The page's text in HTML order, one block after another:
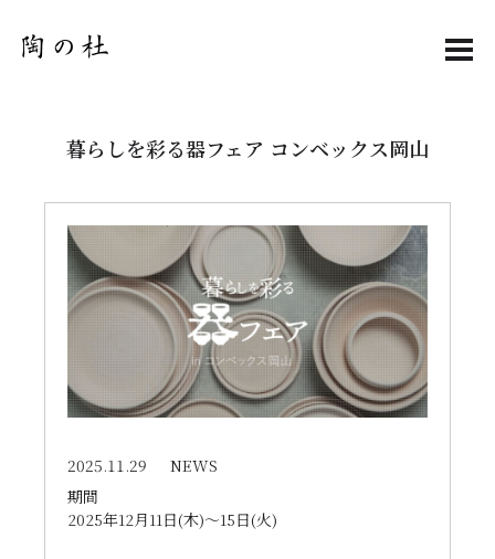
暮らしを彩る器フェア コンベックス岡山
2025.11.29
NEWS
期間
2025年12月11日(木)〜15日(火)